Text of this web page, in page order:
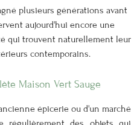
plusieurs générations avant
aujourd'hui encore une
qui trouvent naturellement leur
contemporains.
Maison Vert Sauge
épicerie ou d'un marché